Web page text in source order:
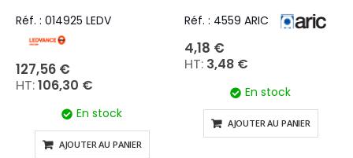
Réf. : 014925 LEDV
127,56 €
106,30 €
En stock
AJOUTER AU PANIER
Réf. : 4559 ARIC
4,18 €
3,48 €
En stock
AJOUTER AU PANIER